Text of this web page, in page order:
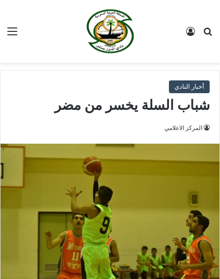
بحث عن
أخبار النادي
شباب السلة يخسر من مضر
المركز الاعلامي